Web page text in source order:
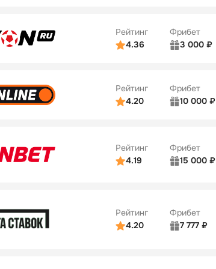
5/5
Рейтинг
4.36
Фрибет
3 000 ₽
4/5
Рейтинг
4.20
Фрибет
10 000 ₽
5/5Рейтинг
4.19
Фрибет
15 000 ₽
4/5Рейтинг
4.20
Фрибет
7 777 ₽